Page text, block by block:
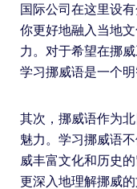
国际公司在这里设
你更好地融入当地
力。对于希望在挪
学习挪威语是一个明
其次，挪威语作为
魅力。学习挪威语
威丰富文化和历史
更深入地理解挪威